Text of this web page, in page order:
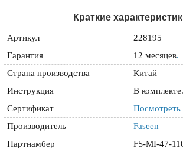
Краткие
Артикул
228195
Гарантия
12 месяцев.
Страна производства
Китай
Инструкция
В комплекте.
Сертификат
Посмотреть
Производитель
Faseen
Партнамбер
FS-MI-47-